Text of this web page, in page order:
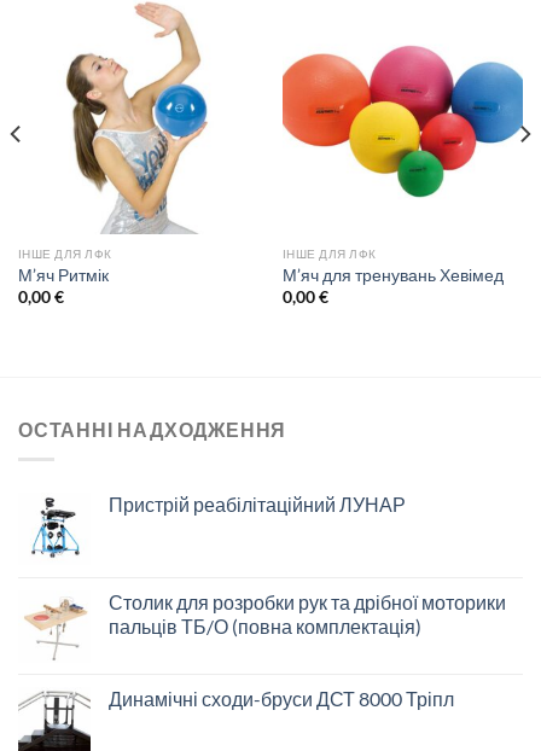
ІНШЕ ДЛЯ ЛФК
М’яч Ритмік
0,00€
ІНШЕ ДЛЯ ЛФК
М’яч для тренувань Хевімед
0,00€
ОСТАННІ НАДХОДЖЕННЯ
Пристрій реабілітаційний ЛУНАР
Столик для розробки рук та дрібної моторики
пальців ТБ/О (повна комплектація)
Динамічні сходи-бруси ДСТ 8000 Тріпл